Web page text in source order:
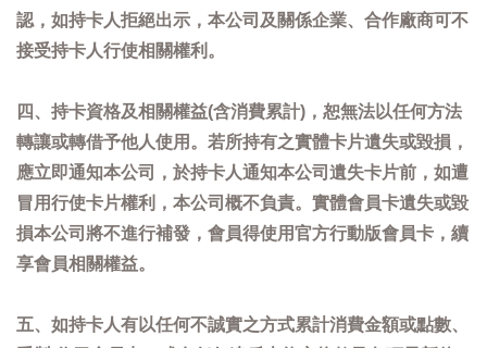
認，如持卡人拒絕出示，本公司及關係企業、合作廠商可不
接受持卡人行使相關權利。
四、持卡資格及相關權益(含消費累計)，恕無法以任何方法
轉讓或轉借予他人使用。若所持有之實體卡片遺失或毀損，
應立即通知本公司，於持卡人通知本公司遺失卡片前，如遭
冒用行使卡片權利，本公司概不負責。實體會員卡遺失或毀
損本公司將不進行補發，會員得使用官方行動版會員卡，續
享會員相關權益。
五、如持卡人有以任何不誠實之方式累計消費金額或點數、